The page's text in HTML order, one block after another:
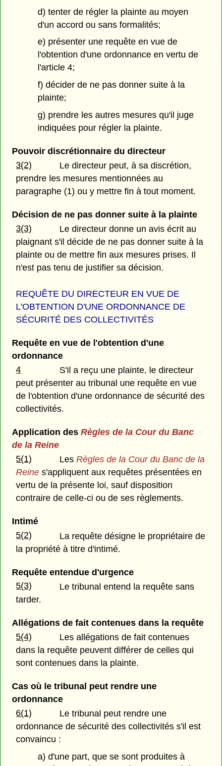
d) tenter de régler la plainte au moyen
d'un accord ou sans formalités;
e) présenter une requête en vue de
l'obtention d'une ordonnance en vertu de
l'article 4;
f) décider de ne pas donner suite à la
plainte;
g) prendre les autres mesures qu'il juge
indiquées pour régler la plainte.
Pouvoir discrétionnaire du directeur
3(2)
Le directeur peut, à sa discrétion,
prendre les mesures mentionnées au
paragraphe (1) ou y mettre fin à tout moment.
Décision de ne pas donner suite à la plainte
3(3)
Le directeur donne un avis écrit au
plaignant s'il décide de ne pas donner suite à la
plainte ou de mettre fin aux mesures prises. Il
n'est pas tenu de justifier sa décision.
REQUÊTE DU DIRECTEUR EN VUE DE
L'OBTENTION D'UNE ORDONNANCE DE
SÉCURITÉ DES COLLECTIVITÉS
Requête en vue de l'obtention d'une
ordonnance
4
S'il a reçu une plainte, le directeur
peut présenter au tribunal une requête en vue
de l'obtention d'une ordonnance de sécurité des
collectivités.
Application des Règles de la Cour du Banc
de la Reine
5(1)
LesRègles de la Cour du Banc de la
Reines'appliquent aux requêtes présentées en
vertu de la présente loi, sauf disposition
contraire de celle-ci ou de ses règlements.
Intimé
5(2)
La requête désigne le propriétaire de
la propriété à titre d'intimé.
Requête entendue d'urgence
5(3)
Le tribunal entend la requête sans
tarder.
Allégations de fait contenues dans la requête
5(4)
Les allégations de fait contenues
dans la requête peuvent différer de celles qui
sont contenues dans la plainte.
Cas où le tribunal peut rendre une
ordonnance
6(1)
Le tribunal peut rendre une
ordonnance de sécurité des collectivités s'il est
convaincu :
a) d'une part, que se sont produites à